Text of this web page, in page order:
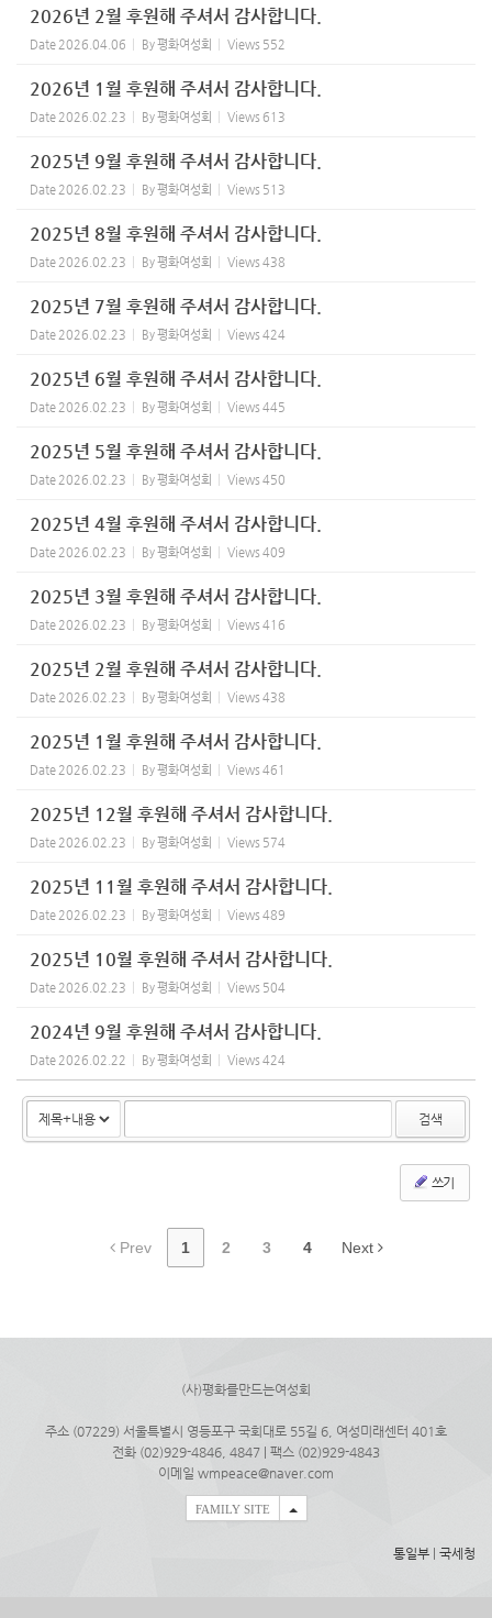
2026년 2월 후원해 주셔서 감사합니다.
Date 2026.04.06 By평화여성회 Views 552
2026년 1월 후원해 주셔서 감사합니다.
Date 2026.02.23 By평화여성회 Views 613
2025년 9월 후원해 주셔서 감사합니다.
Date 2026.02.23 By평화여성회 Views 513
2025년 8월 후원해 주셔서 감사합니다.
Date 2026.02.23 By평화여성회 Views 438
2025년 7월 후원해 주셔서 감사합니다.
Date 2026.02.23 By평화여성회 Views 424
2025년 6월 후원해 주셔서 감사합니다.
Date 2026.02.23 By평화여성회 Views 445
2025년 5월 후원해 주셔서 감사합니다.
Date 2026.02.23 By평화여성회 Views 450
2025년 4월 후원해 주셔서 감사합니다.
Date 2026.02.23 By평화여성회 Views 409
2025년 3월 후원해 주셔서 감사합니다.
Date 2026.02.23 By평화여성회 Views 416
2025년 2월 후원해 주셔서 감사합니다.
Date 2026.02.23 By평화여성회 Views 438
2025년 1월 후원해 주셔서 감사합니다.
Date 2026.02.23 By평화여성회 Views 461
2025년 12월 후원해 주셔서 감사합니다.
Date 2026.02.23 By평화여성회 Views 574
2025년 11월 후원해 주셔서 감사합니다.
Date 2026.02.23 By평화여성회 Views 489
2025년 10월 후원해 주셔서 감사합니다.
Date 2026.02.23 By평화여성회 Views 504
2024년 9월 후원해 주셔서 감사합니다.
Date 2026.02.22 By평화여성회 Views 424
검색
쓰기
Prev 1 2 3 4 Next
(사)평화를만드는여성회
주소 (07229) 서울특별시 영등포구 국회대로 55길 6, 여성미래센터 401호
전화 (02)929-4846, 4847 | 팩스 (02)929-4843
이메일 wmpeace@naver.com
FAMILY SITE
통일부 국세청